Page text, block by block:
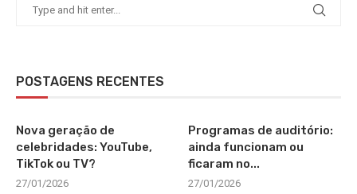
POSTAGENS RECENTES
Nova geração de
celebridades: YouTube,
TikTok ou TV?
27/01/2026
Programas de auditório:
ainda funcionam ou
ficaram no...
27/01/2026